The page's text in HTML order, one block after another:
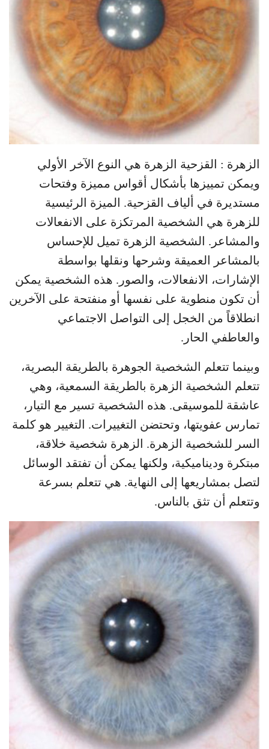
الزهرة : القزحية الزهرة هي النوع الآخر الأولي
ويمكن تمييزها بأشكال أقواس مميزة وفتحات
مستديرة في ألياف القزحية. الميزة الرئيسية
للزهرة هي الشخصية المرتكزة على الانفعالات
والمشاعر. الشخصية الزهرة تميل للإحساس
بالمشاعر العميقة وشرحها ونقلها بواسطة
الإشارات، الانفعالات، والصور. هذه الشخصية يمكن
أن تكون منطوية على نفسها أو منفتحة على الآخرين
انطلاقاً من الخجل إلى التواصل الاجتماعي
والعاطفي الحار.
وبينما تتعلم الشخصية الجوهرة بالطريقة البصرية،
تتعلم الشخصية الزهرة بالطريقة السمعية، وهي
عاشقة للموسيقى. هذه الشخصية تسير مع التيار،
تمارس عفويتها، وتحتضن التغييرات. التغيير هو كلمة
السر للشخصية الزهرة. الزهرة شخصية خلاقة،
مبتكرة وديناميكية، ولكنها يمكن أن تفتقد الوسائل
لتصل بمشاريعها إلى النهاية. هي تتعلم بسرعة
وتتعلم أن تثق بالناس.